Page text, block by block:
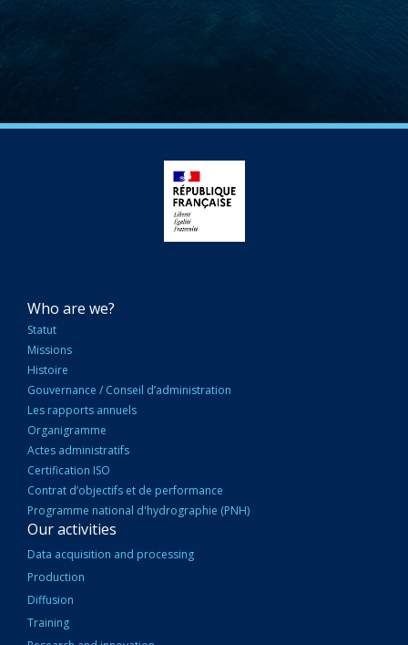
NAVIGATION
PRINCIPALE
Who are we?
Statut
Missions
Histoire
Gouvernance / Conseil d’administration
Les rapports annuels
Organigramme
Actes administratifs
Certification ISO
Contrat d’objectifs et de performance
Programme national d'hydrographie (PNH)
Our activities
Data acquisition and processing
Production
Diffusion
Training